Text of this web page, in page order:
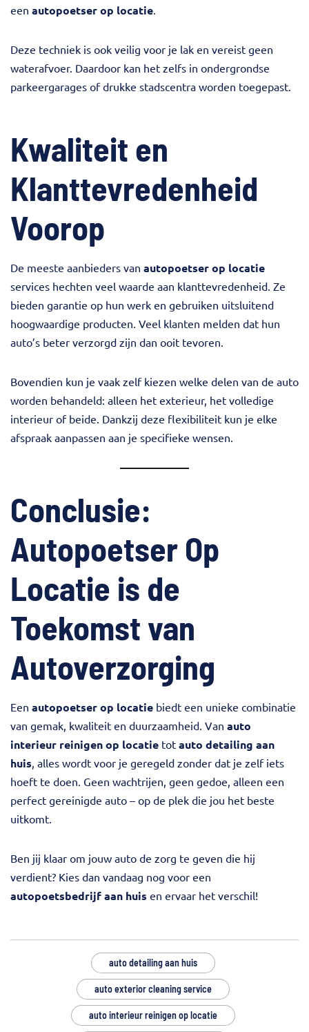
een autopoetser op locatie
Deze techniek is ook veilig voor je lak en vereist geen
waterafvoer. Daardoor kan het zelfs in ondergrondse
parkeergarages of drukke stadscentra worden toegepast.
Kwaliteit en
Klanttevredenheid
Voorop
De meeste aanbieders van autopoetser op locatie
services hechten veel waarde aan klanttevredenheid. Ze
bieden garantie op hun werk en gebruiken uitsluitend
hoogwaardige producten. Veel klanten melden dat hun
auto’s beter verzorgd zijn dan ooit tevoren.
Bovendien kun je vaak zelf kiezen welke delen van de auto
worden behandeld: alleen het exterieur, het volledige
interieur of beide. Dankzij deze flexibiliteit kun je elke
afspraak aanpassen aan je specifieke wensen.
Conclusie:
Autopoetser Op
Locatie is de
Toekomst van
Autoverzorging
Een autopoetser op locatie biedt een unieke combinatie
van gemak, kwaliteit en duurzaamheid. Van auto
interieur reinigen op locatie tot auto detailing aan
huis , alles wordt voor je geregeld zonder dat je zelf iets
hoeft te doen. Geen wachtrijen, geen gedoe, alleen een
perfect gereinigde auto – op de plek die jou het beste
uitkomt.
Ben jij klaar om jouw auto de zorg te geven die hij
verdient? Kies dan vandaag nog voor een
autopoetsbedrijf aan huis en ervaar het verschil!
auto detailing aan huis
auto exterior cleaning service
auto interieur reinigen op locatie